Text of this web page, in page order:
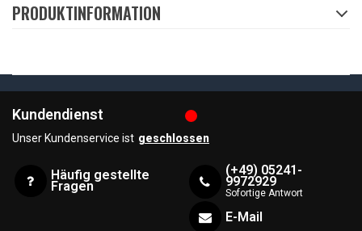
PRODUKTINFORMATION
Kundendienst
Unser Kundenservice ist geschlossen
Häufig gestellte
Fragen
(+49) 05241-
9972929
Sofortige Antwort
E-Mail